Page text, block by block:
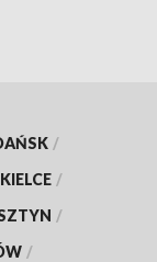
/
KIELCE /
/
/